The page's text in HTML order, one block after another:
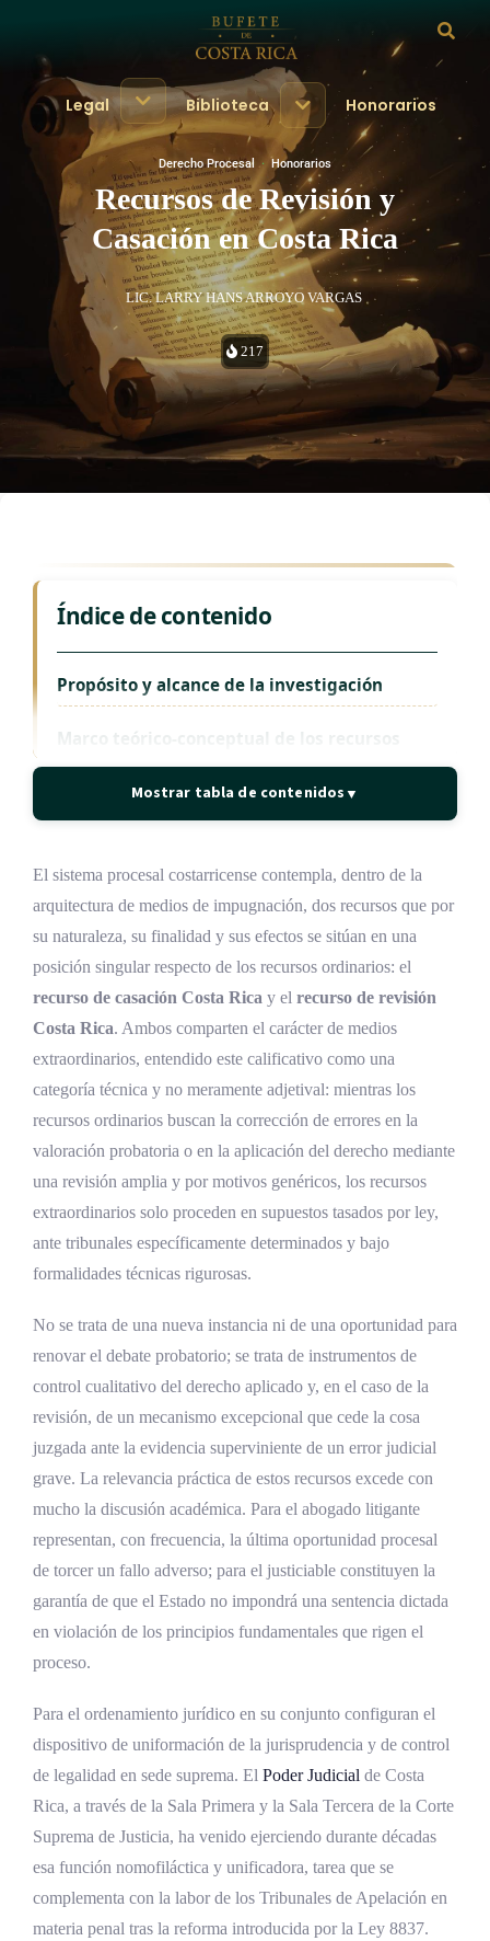
Legal Biblioteca Honorarios
Derecho Procesal ·Honorarios
Recursos de Revisión y
Casación en Costa Rica
LIC. LARRY HANS ARROYO VARGAS
217
Índice de contenido
Propósito y alcance de la investigación
Marco teórico-conceptual de los recursos
extraordinarios
Naturaleza del recurso de revisión de
sentencia firme
Errores in iudicando y errores in
procedendo
Legitimación para recurrir en casación
Desarrollo histórico de la casación y la
revisión
Recepción de la casación en Costa Rica
El caso Herrera Ulloa vs. Costa Rica como
punto de inflexión
Reforma de 2010: la Ley 8837 y el nuevo
modelo de doble grado
Evolución en materia civil, laboral y de
familia
Marco normativo vigente del recurso de
casación en Costa Rica
Régimen de la casación y la revisión en
materia penal
Competencia de la Sala Tercera casación
en materia penal
Régimen de la casación en materia laboral
Régimen de la casación en materia de
familia
Ley Orgánica del Poder Judicial y
competencia de las Salas
Análisis jurisprudencial del recurso de
Mostrar tabla de contenidos▼
El sistema procesal costarricense contempla, dentro de la
arquitectura de medios de impugnación, dos recursos que por
su naturaleza, su finalidad y sus efectos se sitúan en una
posición singular respecto de los recursos ordinarios: el
recurso de casación Costa Rica y el recurso de revisión
Costa Rica. Ambos comparten el carácter de medios
extraordinarios, entendido este calificativo como una
categoría técnica y no meramente adjetival: mientras los
recursos ordinarios buscan la corrección de errores en la
valoración probatoria o en la aplicación del derecho mediante
una revisión amplia y por motivos genéricos, los recursos
extraordinarios solo proceden en supuestos tasados por ley,
ante tribunales específicamente determinados y bajo
formalidades técnicas rigurosas.
No se trata de una nueva instancia ni de una oportunidad para
renovar el debate probatorio; se trata de instrumentos de
control cualitativo del derecho aplicado y, en el caso de la
revisión, de un mecanismo excepcional que cede la cosa
juzgada ante la evidencia superviniente de un error judicial
grave. La relevancia práctica de estos recursos excede con
mucho la discusión académica. Para el abogado litigante
representan, con frecuencia, la última oportunidad procesal
de torcer un fallo adverso; para el justiciable constituyen la
garantía de que el Estado no impondrá una sentencia dictada
en violación de los principios fundamentales que rigen el
proceso.
Para el ordenamiento jurídico en su conjunto configuran el
dispositivo de uniformación de la jurisprudencia y de control
de legalidad en sede suprema. El Poder Judicial de Costa
Rica, a través de la Sala Primera y la Sala Tercera de la Corte
Suprema de Justicia, ha venido ejerciendo durante décadas
esa función nomofiláctica y unificadora, tarea que se
complementa con la labor de los Tribunales de Apelación en
materia penal tras la reforma introducida por la Ley 8837.